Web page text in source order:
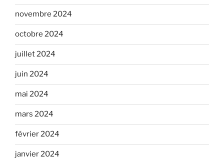
novembre 2024
octobre 2024
juillet 2024
juin 2024
mai 2024
mars 2024
février 2024
janvier 2024